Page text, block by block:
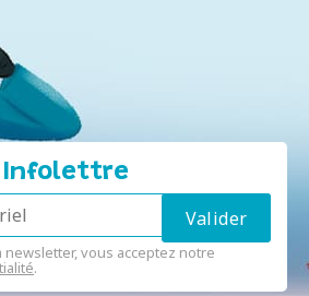
Infolettre
newsletter, vous acceptez notre
.